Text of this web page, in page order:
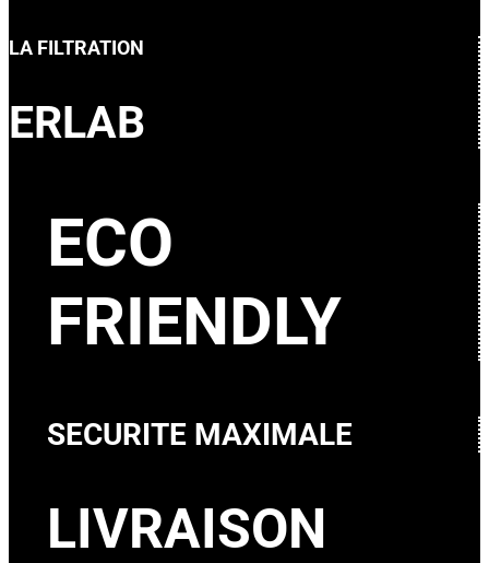
LA FILTRATION
ERLAB
ECO
FRIENDLY
SECURITE MAXIMALE
LIVRAISON